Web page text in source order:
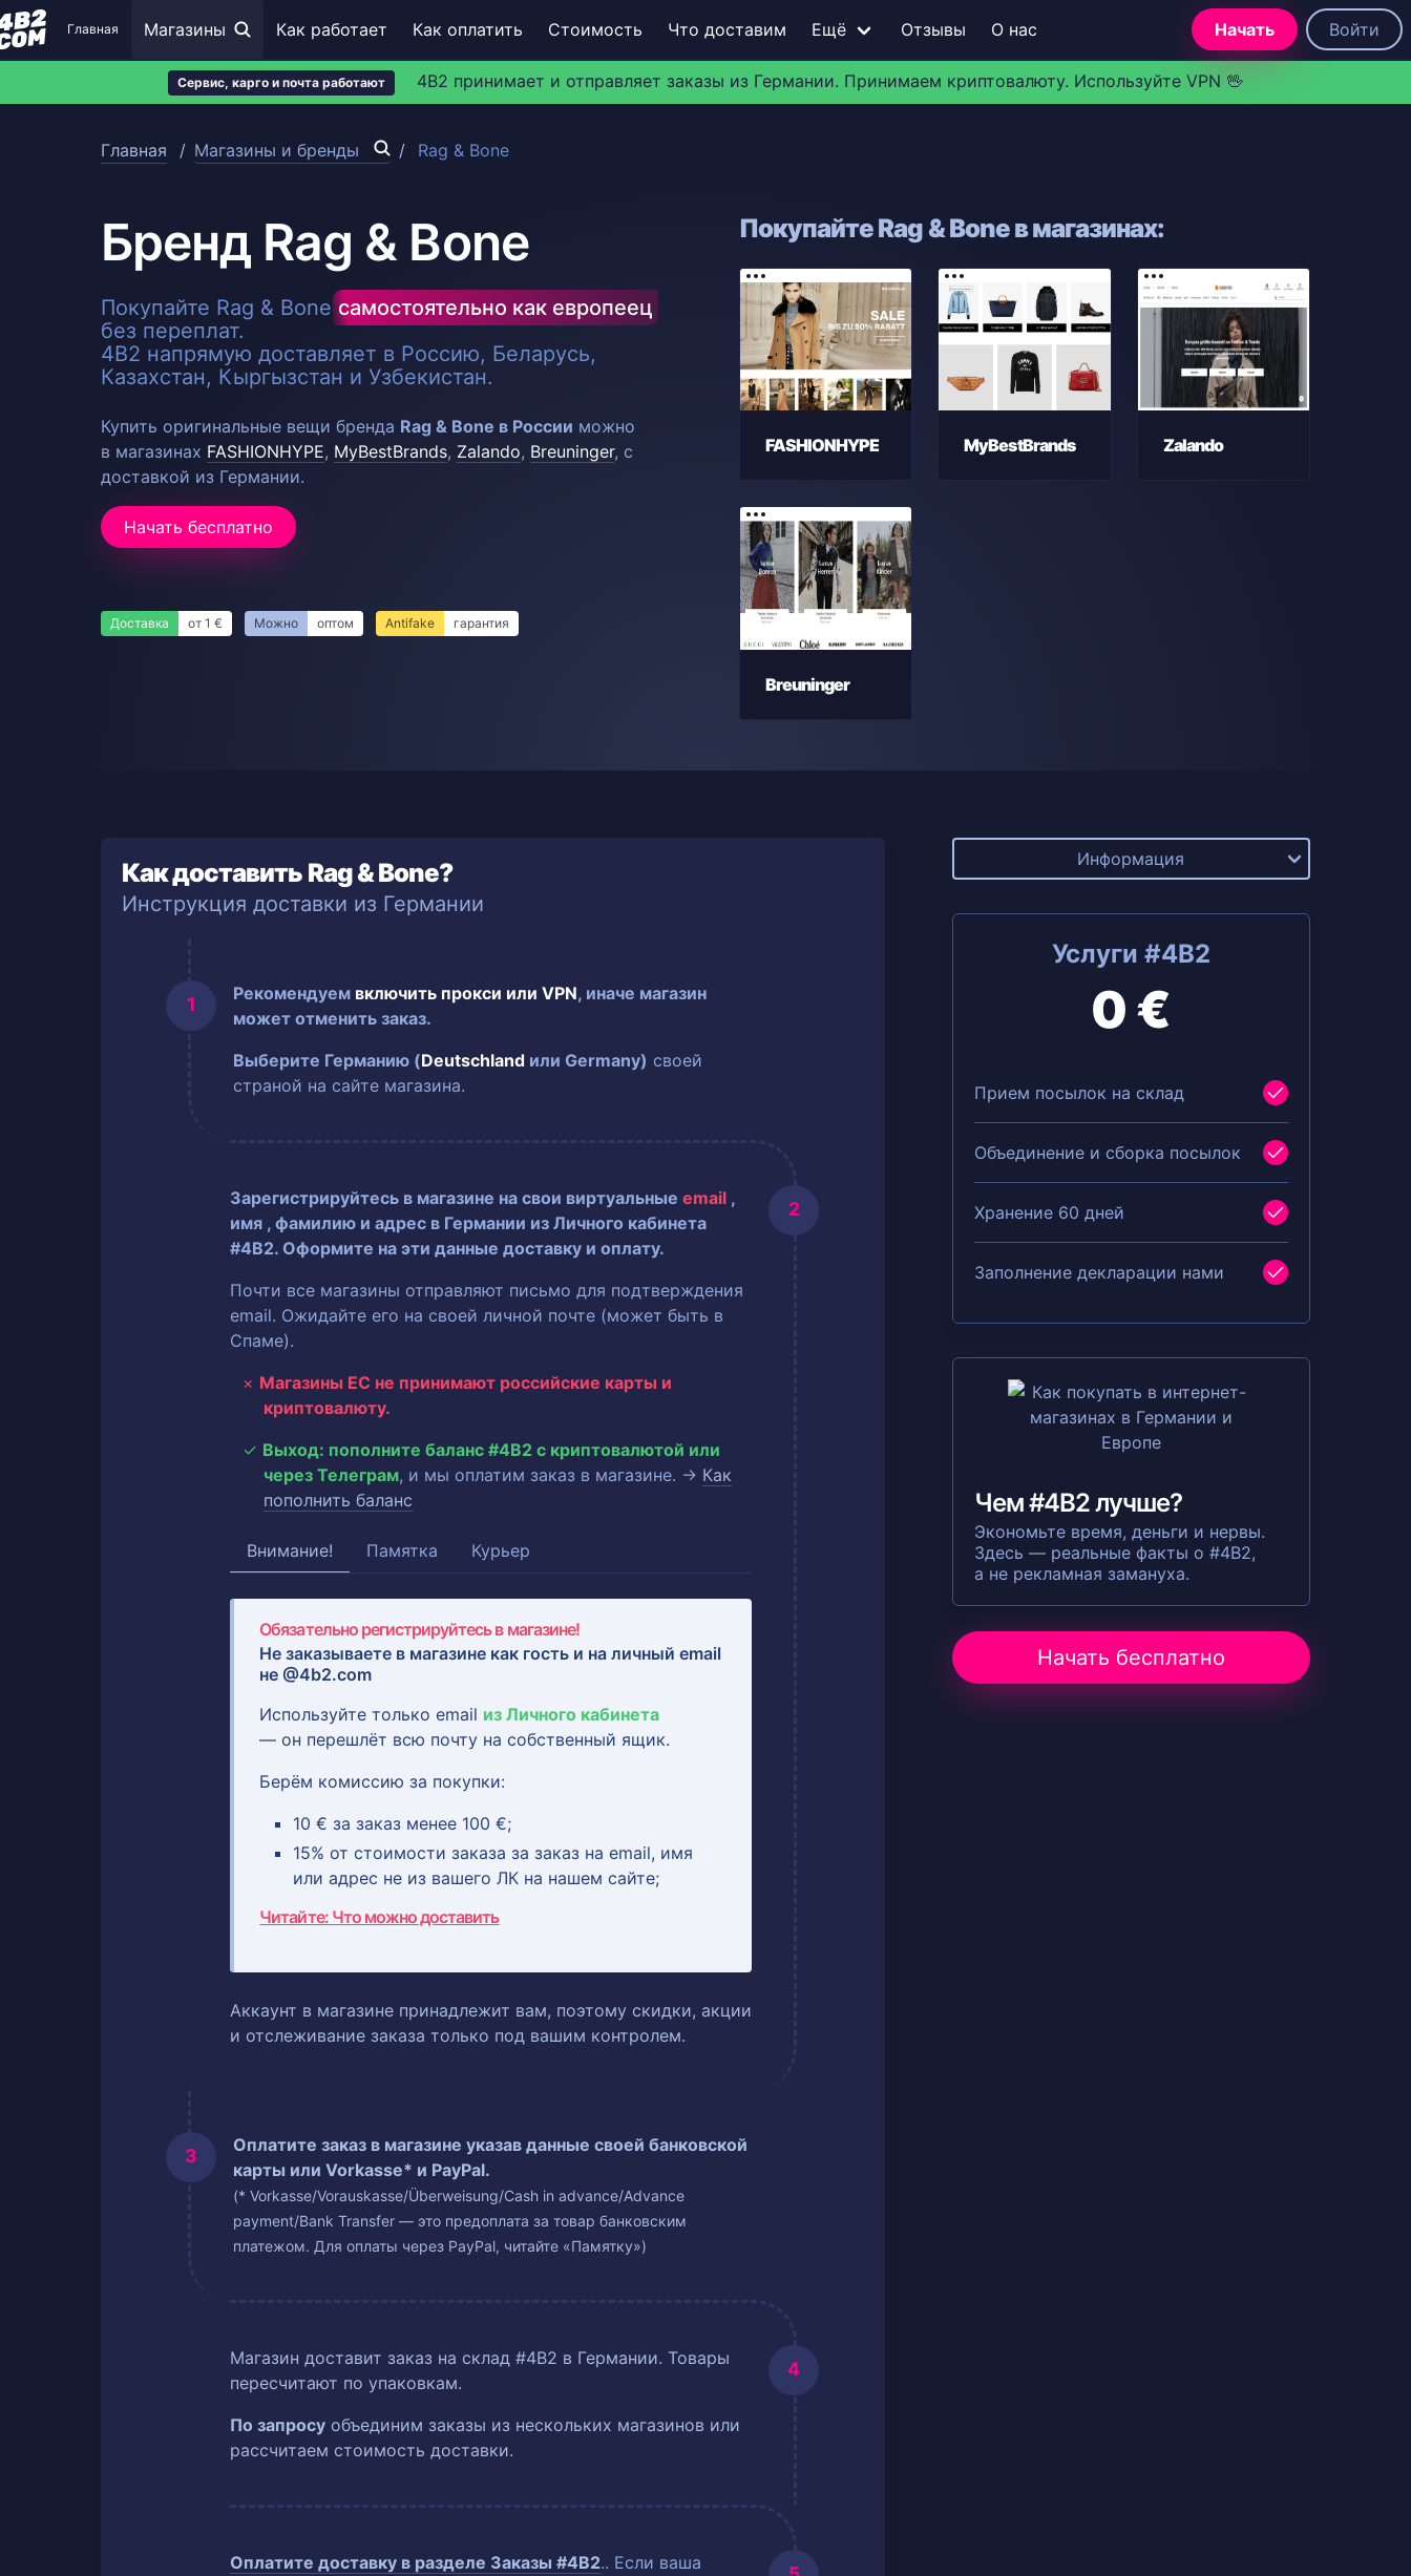
Сервис, карго и почта работают 4B2 принимает и отправляет заказы из Германии. Принимаем криптовалюту. Используйте VPN 🖖
Главная Магазины Как работает Как оплатить Стоимость Что доставим Ещё Отзывы О нас Начать Войти
Главная Магазины и бренды Rag & Bone
Бренд Rag & Bone
Покупайте Rag & Boneсамостоятельно как европеец
без переплат.
4B2 напрямую доставляет в Россию, Беларусь,
Казахстан, Кыргызстан и Узбекистан.
Купить оригинальные вещи бренда Rag & Bone в России можно
в магазинах FASHIONHYPE, MyBestBrands, Zalando, Breuninger, с
доставкой из Германии.
Начать бесплатно
Доставка от 1 € Можно оптом Antifake гарантия
Покупайте Rag & Bone в магазинах:
FASHIONHYPE MyBestBrands Zalando
Breuninger
Как доставить Rag & Bone?
Инструкция доставки из Германии
Рекомендуем включить прокси или VPN, иначе магазин
может отменить заказ.
Выберите Германию (Deutschland или Germany) своей
страной на сайте магазина.
Зарегистрируйтесь в магазине на свои виртуальныеemail ,
имя , фамилию и адрес в Германии из Личного кабинета
#4B2. Оформите на эти данные доставку и оплату.
Почти все магазины отправляют письмо для подтверждения
email. Ожидайте его на своей личной почте (может быть в
Спаме).
Магазины ЕС не принимают российские карты и
криптовалюту.
Выход: пополните баланс #4B2 с криптовалютой или
через Телеграм, и мы оплатим заказ в магазине. → Как
пополнить баланс
Внимание! Памятка Курьер
Обязательно регистрируйтесь в магазине!
Не заказываете в магазине как гость и наличный email
не @4b2.com
Используйте только email из Личного кабинета
— он перешлёт всю почту на собственный ящик.
Берём комиссию за покупки:
10 € за заказ менее 100 €;
15% от стоимости заказа за заказ на email, имя
или адрес не из вашего ЛК на нашем сайте;
Читайте: Что можно доставить
Аккаунт в магазине принадлежит вам, поэтому скидки, акции
и отслеживание заказа только под вашим контролем.
Оплатите заказ в магазине указав данные своей банковской
карты или Vorkasse* и PayPal.
(* Vorkasse/Vorauskasse/Überweisung/Cash in advance/Advance
payment/Bank Transfer — это предоплата за товар банковским
платежом. Для оплаты через PayPal, читайте «Памятку»)
Магазин доставит заказ на склад #4B2 в Германии. Товары
пересчитают по упаковкам.
По запросу объединим заказы из нескольких магазинов или
рассчитаем стоимость доставки.
Оплатите доставку в разделе Заказы #4B2.. Если ваша
Информация
Услуги #4B2
0 €
Прием посылок на склад
Объединение и сборка посылок
Хранение 60 дней
Заполнение декларации нами
Чем #4B2 лучше?
Экономьте время, деньги и нервы.
Здесь — реальные факты о #4B2,
а не рекламная замануха.
Начать бесплатно